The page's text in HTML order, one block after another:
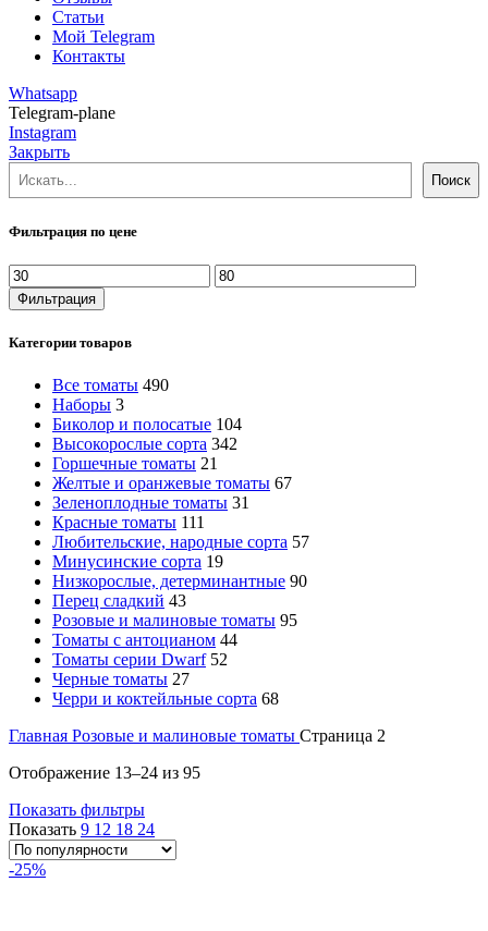
Статьи
Мой Telegram
Контакты
Whatsapp
Telegram-plane
Instagram
Закрыть
Поиск
Поиск
Фильтрация по цене
Минимальная
цена
Максимальная
цена
Фильтрация
Категории товаров
Все томаты 490
Наборы 3
Биколор и полосатые 104
Высокорослые сорта 342
Горшечные томаты 21
Желтые и оранжевые томаты 67
Зеленоплодные томаты 31
Красные томаты 111
Любительские, народные сорта 57
Минусинские сорта 19
Низкорослые, детерминантные 90
Перец сладкий 43
Розовые и малиновые томаты 95
Томаты с антоцианом 44
Томаты серии Dwarf 52
Черные томаты 27
Черри и коктейльные сорта 68
Главная Розовые и малиновые томаты Страница 2
Отображение 13–24 из 95
Показать фильтры
Показать 9 12 18 24
-25%